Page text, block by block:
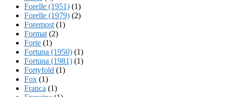
Forelle (1951) (1)
Forelle (1979) (2)
Foremost (1)
Format (2)
Forte (1)
Fortuna (1950) (1)
Fortuna (1981) (1)
Fortyfold (1)
Fox (1)
Franca (1)